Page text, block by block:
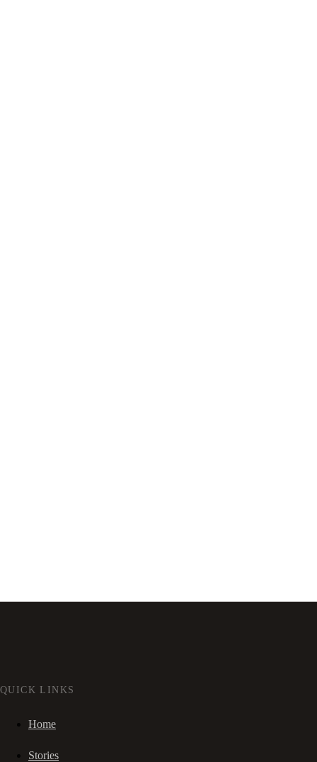
QUICK LINKS
Home
Stories